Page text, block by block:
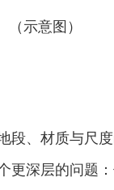
（示意图）
段、材质与尺
更深层的问题